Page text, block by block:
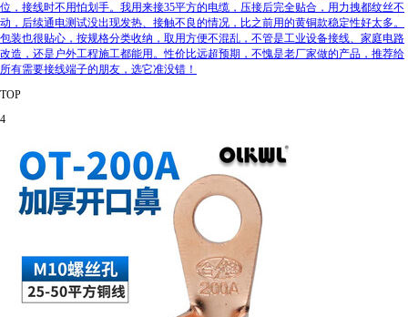
位，接线时不用怕划手。我用来接35平方的电缆，压接后完全贴合，用力拽都纹丝不
动，后续通电测试没出现发热、接触不良的情况，比之前用的黄铜款稳定性好太多。
包装也很贴心，按规格分类收纳，取用方便不混乱，不管是工业设备接线、家庭电路
改造，还是户外工程施工都能用。性价比远超预期，不愧是老厂家做的产品，推荐给
所有需要接线端子的朋友，选它准没错！
TOP
4